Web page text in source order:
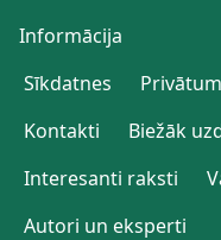
Informācija
Sīkdatnes
Kontakti
Biežāk
Interesanti raksti
Autori un eksperti